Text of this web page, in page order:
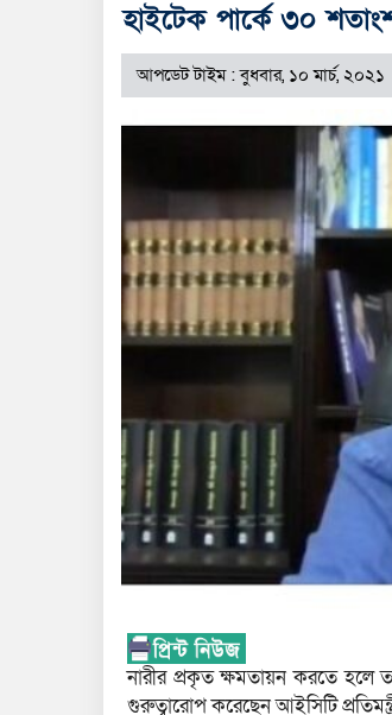
হাইটেক পার্কে ৩০
আপডেট টাইম : বুধবার, ১০ মার্চ, ২০২১
নারীর প্রকৃত ক্ষমতায়ন করতে হলে
গুরুত্বারোপ করেছেন আইসিটি